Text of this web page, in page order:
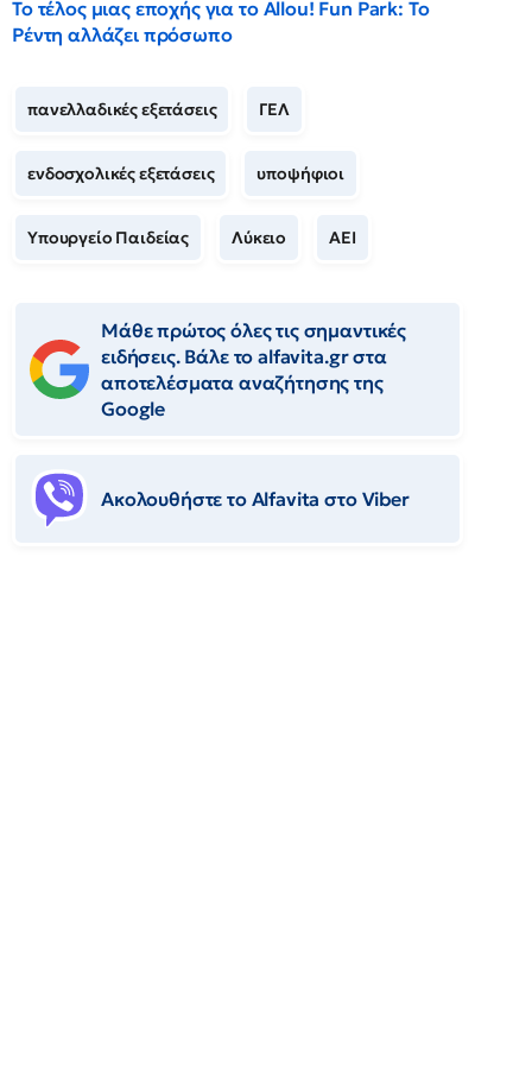
Το τέλος μιας εποχής για το Allou! Fun Park: Το
Ρέντη αλλάζει πρόσωπο
πανελλαδικές εξετάσεις ΓΕΛ
ενδοσχολικές εξετάσεις υποψήφιοι
Υπουργείο Παιδείας Λύκειο ΑΕΙ
Μάθε πρώτος όλες τις σημαντικές
ειδήσεις. Βάλε το alfavita.gr στα
αποτελέσματα αναζήτησης της
Google
Ακολουθήστε το Αlfavita στο Viber